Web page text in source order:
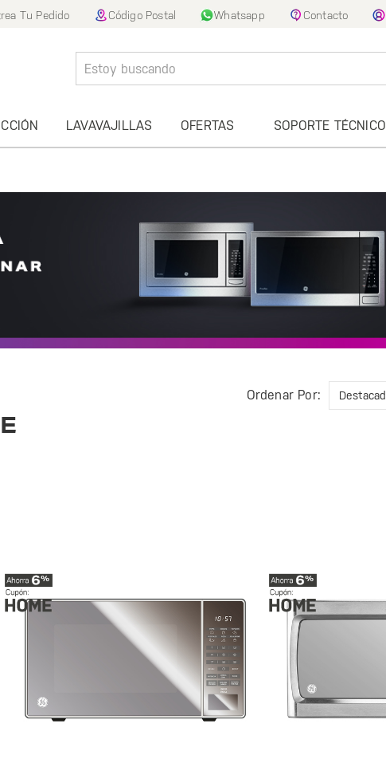
Tu Pedido Código Postal Whatsapp Contacto
LAVAVAJILLAS OFERTAS SOPORTE TÉCNICO
Ordenar Por: